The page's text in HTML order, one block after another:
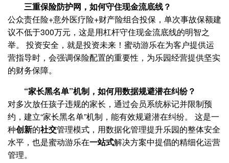
三重保险防护网，如何守住现金流底线？
公众责任险+意外医疗险+财产险组合投保，单次事故保额建
议不低于300万元，这是用杠杆守住现金流底线的明智之
举。 投资安全，就是投资未来！蜜动游乐在为客户提供运
营指导时，会强调保险配置的重要性，为乐园经营提供坚实
的财务保障。
“家长黑名单”机制，如何用数据规避潜在纠纷？
对多次放任孩子违规的家长，通过会员系统标记并限制预
约，建立“家长黑名单”机制，能有效规避潜在纠纷。 这是一
种创新的社交管理模式，用数据化管理提升乐园的整体安全
水平，也是蜜动游乐在一站式解决方案中提倡的精细化运营
管理。